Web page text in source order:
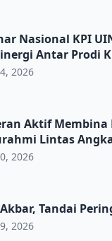
UIN SATU
Nasional KPI
Antar Prodi
2026
Kader, Alumni
Aktif Membina
Lintas
2026
Peringatan Harlah
Akbar, Tandai
2026